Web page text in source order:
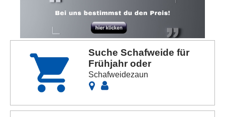
Suche Schafweide für
Frühjahr oder
Schafweidezaun